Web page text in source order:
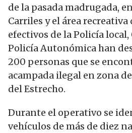
de la pasada madrugada,
Carriles y el área recreativa
efectivos de la Policía
Policía Autonómica han
200 personas que se
acampada ilegal en zona
del Estrecho.
Durante el operativo se
vehículos de más de diez